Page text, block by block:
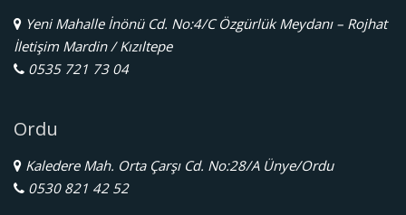
Yeni Mahalle İnönü Cd. No:4/C Özgürlük Meydanı – Rojhat
İletişim Mardin / Kızıltepe
0535 721 73 04
Ordu
Kaledere Mah. Orta Çarşı Cd. No:28/A Ünye/Ordu
0530 821 42 52